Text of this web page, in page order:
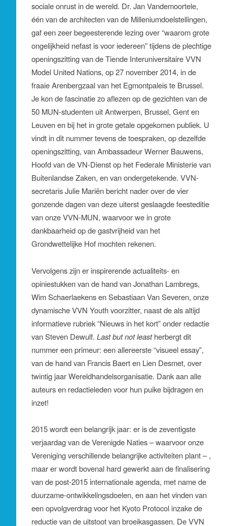
sociale onrust in de wereld. Dr. Jan Vandemoortele,
één van de architecten van de Milleniumdoelstellingen,
gaf een zeer begeesterende lezing over “waarom grote
ongelijkheid nefast is voor iedereen” tijdens de plechtige
openingszitting van de Tiende Interuniversitaire VVN
Model United Nations, op 27 november 2014, in de
fraaie Arenbergzaal van het Egmontpaleis te Brussel.
Je kon de fascinatie zo aflezen op de gezichten van de
50 MUN-studenten uit Antwerpen, Brussel, Gent en
Leuven en bij het in grote getale opgekomen publiek. U
vindt in dit nummer tevens de toespraken, op dezelfde
openingszitting, van Ambassadeur Werner Bauwens,
Hoofd van de VN-Dienst op het Federale Ministerie van
Buitenlandse Zaken, en van ondergetekende. VVN-
secretaris Julie Mariën bericht nader over de vier
gonzende dagen van deze uiterst geslaagde feesteditie
van onze VVN-MUN, waarvoor we in grote
dankbaarheid op de gastvrijheid van het
Grondwettelijke Hof mochten rekenen.
Vervolgens zijn er inspirerende actualiteits- en
opiniestukken van de hand van Jonathan Lambregs,
Wim Schaerlaekens en Sebastiaan Van Severen, onze
dynamische VVN Youth voorzitter, naast de als altijd
informatieve rubriek “Nieuws in het kort” onder redactie
van Steven Dewulf. Last but not leastherbergt dit
nummer een primeur: een allereerste “visueel essay”,
van de hand van Francis Baert en Lien Desmet, over
twintig jaar Wereldhandelsorganisatie. Dank aan alle
auteurs en redactieleden voor hun puike bijdragen en
inzet!
2015 wordt een belangrijk jaar: er is de zeventigste
verjaardag van de Verenigde Naties – waarvoor onze
Vereniging verschillende belangrijke activiteiten plant – ,
maar er wordt bovenal hard gewerkt aan de finalisering
van de post-2015 internationale agenda, met name de
duurzame-ontwikkelingsdoelen, en aan het vinden van
een opvolgverdrag voor het Kyoto Protocol inzake de
reductie van de uitstoot van broeikasgassen. De VVN